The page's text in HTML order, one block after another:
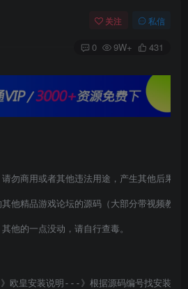
关注 私信
0 9W+ 431
勿商用或者其他违法用途，产生其他后果与
他精品游戏论坛的源码（大部分带视频教程
他的一点没动，请自行查毒。
欧皇安装说明---》根据源码编号找安装说